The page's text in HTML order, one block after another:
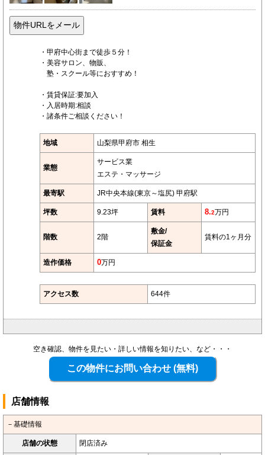
・甲府中心街まで徒歩５分！
・美容サロン、物販、
塾・スクール等におすすめ！
・賃貸保証:要加入
・入居時期:相談
・諸条件ご相談ください！
地域 山梨県甲府市 相生
業態
サービス業
エステ・マッサージ
最寄駅 JR中央本線(東京～塩尻) 甲府駅
坪数 9.23坪 賃料 8.2万円
階数 2階
敷金/
保証金
賃料の1ヶ月分
造作価格 0万円
アクセス数 644件
空き確認、物件を見たい・詳しい情報を知りたい、など・・・
店舗情報
－基礎情報
店舗の状態 閉店済み